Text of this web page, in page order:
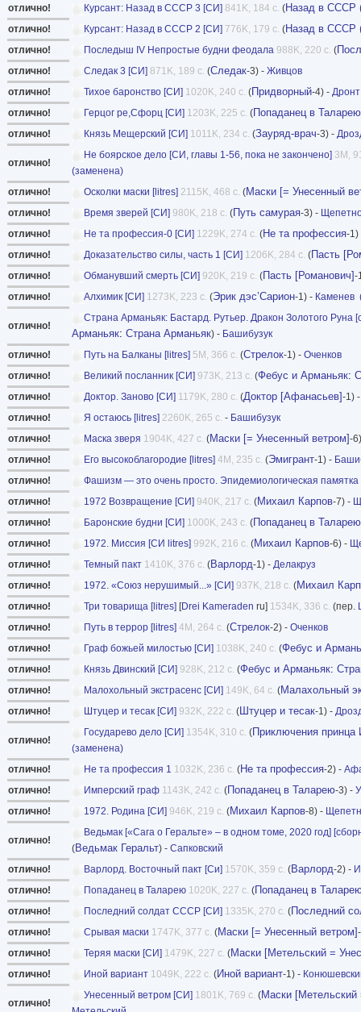
отлично!
Курсант: Назад в СССР 3 [СИ] 841K, 184 с. (Назад в СССР
отлично! Курсант: Назад в СССР 2 [СИ] 776K, 179 с. (Назад в СССР
отлично! Последыш IV Непростые будни феодала 988K, 220 с. (
отлично! Следак 3 [СИ] 871K, 189 с. (Следак-3) - Живцов
отлично!
Тихое баронство [СИ] 1020K, 240 с. (Придворный-4) - Дронт
отлично!
Герцог ре,Сфорц [СИ] 1203K, 225 с. (Попаданец в Таларею
отлично! Князь Мещерский [СИ] 1011K, 234 с. (Зауряд-врач-3) -
отлично!
Не боярское дело [СИ, главы 1-56, пока не закончено] 3M,
(заменена)
отлично!
Осколки маски [litres] 2115K, 468 с. (Маски [= Унесенный
отлично! Время зверей [СИ] 980K, 218 с. (Путь самурая-3) -
отлично!
Не та профессия-0 [СИ] 1229K, 274 с. (Не та профессия-
отлично!
Доказательство силы, часть 1 [СИ] 1206K, 284 с. (Пасть
отлично! Обманувший смерть [СИ] 920K, 219 с. (Пасть [Романович]-
отлично!
Алхимик [СИ] 1273K, 223 с. (Эрик дэс’Сарион-1) - Каменев
отлично!
Страна Арманьяк: Бастард. Рутьер. Дракон Золотого Руна
Арманьяк: Страна Арманьяк) - Башибузук
отлично!
Путь на Балканы [litres] 5M, 366 с. (Стрелок-1) - Оченков
отлично!
Великий посланник [СИ] 973K, 213 с. (Фебус и Арманьяк:
отлично! Доктор. Заново [СИ] 1179K, 280 с. (Доктор [Афанасьев]-1)
отлично!
Я остаюсь [litres] 2260K, 265 с. - Башибузук
отлично!
Маска зверя 1904K, 427 с. (Маски [= Унесенный ветром]-
отлично!
Его высокоблагородие [litres] 4M, 235 с. (Эмигрант-1) -
отлично!
Фашизм — это очень просто. Эпидемиологическая памятка
отлично!
1972 Возвращение [СИ] 940K, 217 с. (Михаил Карпов-7) -
отлично!
Баронские будни [CИ] 1000K, 243 с. (Попаданец в Таларею
отлично! 1972. Миссия [СИ litres] 992K, 216 с. (Михаил Карпов-6) -
отлично!
Темный пакт 1410K, 376 с. (Варлорд-1) - Делакруз
отлично!
1972. «Союз нерушимый...» [СИ] 937K, 218 с. (Михаил
отлично! Три товарища [litres] [Drei Kameraden ru] 1534K, 336 с. (пер.
отлично!
Путь в террор [litres] 4M, 264 с. (Стрелок-2) - Оченков
отлично!
Граф божьей милостью [СИ] 1038K, 240 с. (Фебус и
отлично! Князь Двинский [СИ] 928K, 212 с. (Фебус и Арманьяк:
отлично! Малохольный экстрасенс [СИ] 149K, 64 с. (Малахольный
отлично! Штуцер и тесак [СИ] 932K, 222 с. ( Штуцер и тесак-1) -
отлично!
Государево дело [СИ] 1354K, 310 с. (Приключения принца
(заменена)
отлично!
Не та профессия 1 1032K, 236 с. (Не та профессия-2) -
отлично!
Имперский граф 1143K, 242 с. (Попаданец в Таларею-3) -
отлично!
1972. Родина [СИ] 946K, 219 с. (Михаил Карпов-8) -
отлично!
Ведьмак [«Сага о Геральте» – в одном томе, 2020 год]
(Ведьмак Геральт) - Сапковский
отлично!
Варлорд. Восточный пакт [Си] 1570K, 359 с. (Варлорд-2) -
отлично!
Попаданец в Таларею 1020K, 227 с. (Попаданец в
отлично! Последний солдат СССР [СИ] 1335K, 270 с. (Последний
отлично! Срывая маски 1747K, 377 с. (Маски [= Унесенный ветром]
отлично!
Теряя маски [СИ] 1479K, 227 с. (Маски [Метельский =
отлично! Иной вариант 1049K, 222 с. (Иной вариант-1) -
отлично!
Унесенный ветром [СИ] 1801K, 769 с. (Маски